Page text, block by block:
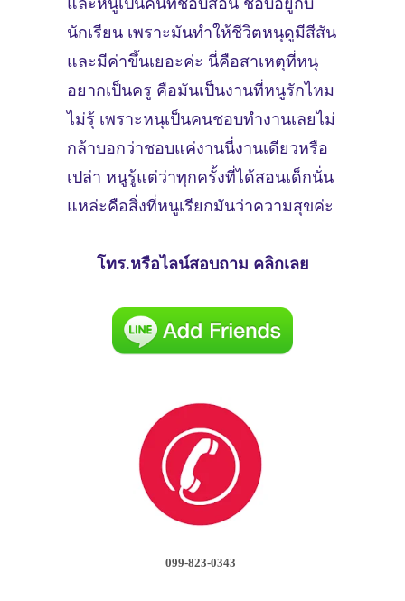
และหนูเป็นคนที่ชอบสอน ชอบอยู่กับ
นักเรียน เพราะมันทำให้ชีวิตหนุดูมีสีสัน
และมีค่าขึ้นเยอะค่ะ นี่คือสาเหตุที่หนุ
อยากเป็นครู คือมันเป็นงานที่หนูรักไหม
ไม่รุ้ เพราะหนุเป็นคนชอบทำงานเลยไม่
กล้าบอกว่าชอบแค่งานนี่งานเดียวหรือ
เปล่า หนูรู้แต่ว่าทุกครั้งที่ได้สอนเด็กนั่น
แหล่ะคือสิ่งที่หนูเรียกมันว่าความสุขค่ะ
โทร.หรือไลน์สอบถาม คลิกเลย
099-823-0343